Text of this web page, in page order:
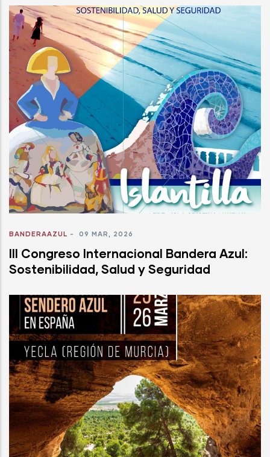
BANDERAAZUL - 09 MAR, 2026
III Congreso Internacional Bandera Azul:
Sostenibilidad, Salud y Seguridad